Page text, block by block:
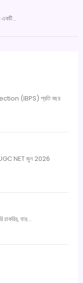
(IBPS) প্রতি বছর
UGC NET জুন 2026
যার...